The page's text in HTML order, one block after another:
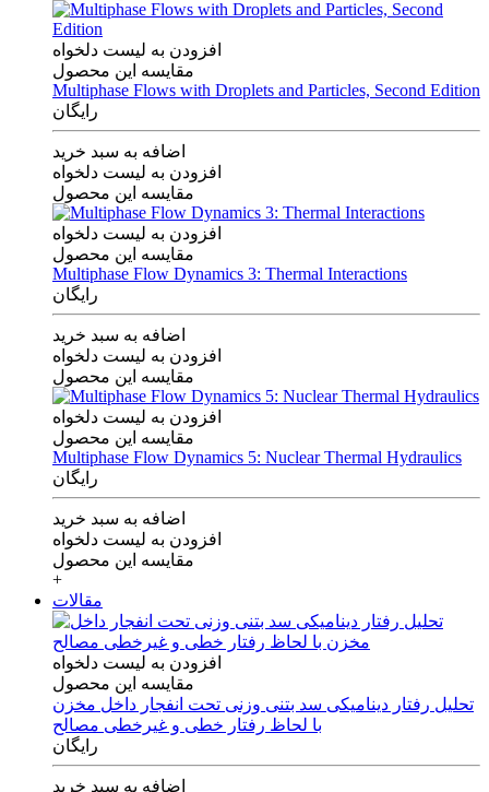
افزودن به لیست دلخواه
مقایسه این محصول
Multiphase Flows with Droplets and Particles, Second Edition
رایگان
اضافه به سبد خرید
افزودن به لیست دلخواه
مقایسه این محصول
افزودن به لیست دلخواه
مقایسه این محصول
Multiphase Flow Dynamics 3: Thermal Interactions
رایگان
اضافه به سبد خرید
افزودن به لیست دلخواه
مقایسه این محصول
افزودن به لیست دلخواه
مقایسه این محصول
Multiphase Flow Dynamics 5: Nuclear Thermal Hydraulics
رایگان
اضافه به سبد خرید
افزودن به لیست دلخواه
مقایسه این محصول
+
مقالات
افزودن به لیست دلخواه
مقایسه این محصول
تحلیل رفتار دینامیکی سد بتنی وزنی تحت انفجار داخل مخزن
با لحاظ رفتار خطی و غیرخطی مصالح
رایگان
اضافه به سبد خرید